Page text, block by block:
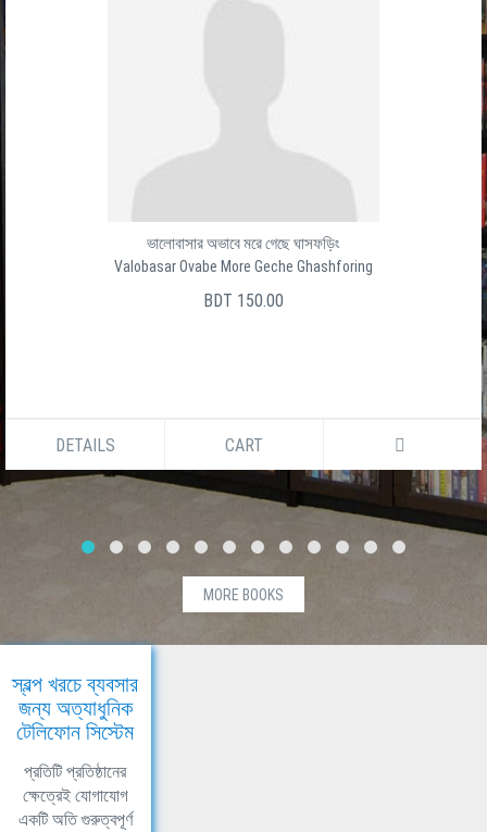
ভালোবাসার অভাবে মরে গেছে ঘাসফড়িং
Valobasar Ovabe More Geche Ghashforing
BDT 150.00
DETAILS CART
MORE BOOKS
স্বল্প খরচে ব্যবসার
জন্য অত্যাধুনিক
টেলিফোন সিস্টেম
প্রতিটি প্রতিষ্ঠানের
ক্ষেত্রেই যোগাযোগ
একটি অতি গুরুত্বপূর্ণ